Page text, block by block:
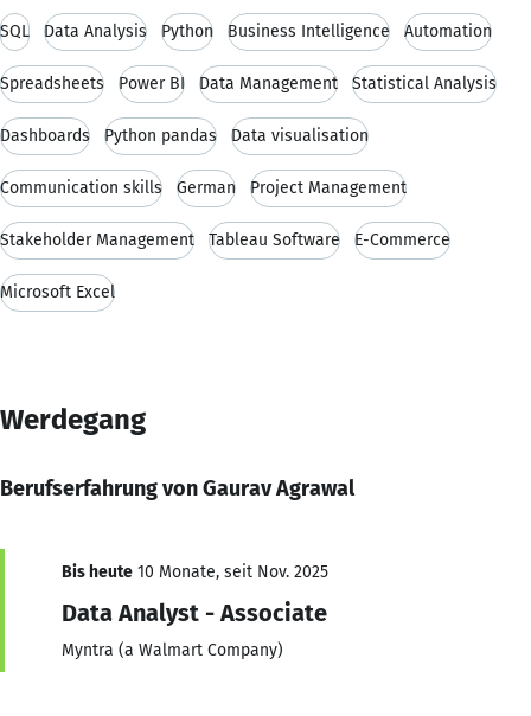
SQL Data Analysis Python Business Intelligence Automation
Spreadsheets Power BI Data Management Statistical Analysis
Dashboards Python pandas Data visualisation
Communication skills German Project Management
Stakeholder Management Tableau Software E-Commerce
Microsoft Excel
Werdegang
Berufserfahrung von Gaurav Agrawal
Bis heute 10 Monate, seit Nov. 2025
Data Analyst - Associate
Myntra (a Walmart Company)